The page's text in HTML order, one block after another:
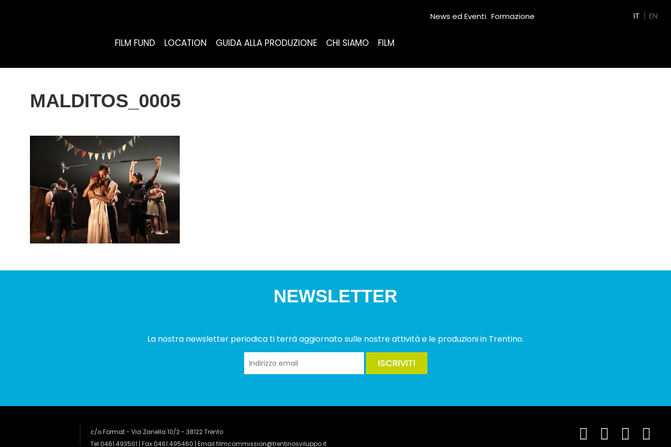
FILM FUND LOCATION GUIDA ALLA PRODUZIONE CHI SIAMO FILM
News ed Eventi Formazione IT EN
MALDITOS_0005
NEWSLETTER
La nostra newsletter periodica ti terrà aggiornato sulle nostre attività e le produzioni in Trentino.
ISCRIVITI
c/o Format - Via Zanella 10/2 - 38122 Trento
Tel 0461.493501 | Fax 0461.495460 | Email filmcommission@trentinosviluppo.it